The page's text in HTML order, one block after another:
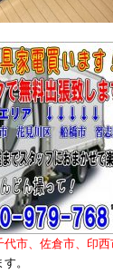
代市、佐倉市、印
。